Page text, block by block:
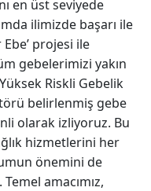
en üst seviyede
ilimizde başarı ile
projesi ile
gebelerimizi yakın
Riskli Gebelik
belirlenmiş gebe
olarak izliyoruz. Bu
hizmetlerini her
önemini de
amacımız,